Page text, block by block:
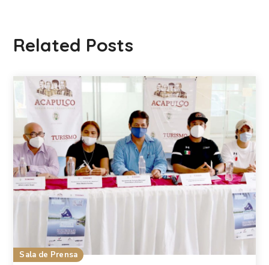
Related Posts
Sala de Prensa